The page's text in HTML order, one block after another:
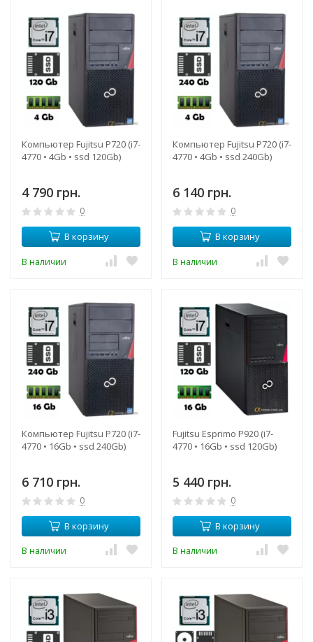
Компьютер Fujitsu P720 (i7-
4770 • 4Gb • ssd 120Gb)
4 790 грн.
0
В корзину
В наличии
Компьютер Fujitsu P720 (i7-
4770 • 4Gb • ssd 240Gb)
6 140 грн.
0
В корзину
В наличии
Компьютер Fujitsu P720 (i7-
4770 • 16Gb • ssd 240Gb)
6 710 грн.
0
В корзину
В наличии
Fujitsu Esprimo P920 (i7-
4770 • 16Gb • ssd 120Gb)
5 440 грн.
0
В корзину
В наличии